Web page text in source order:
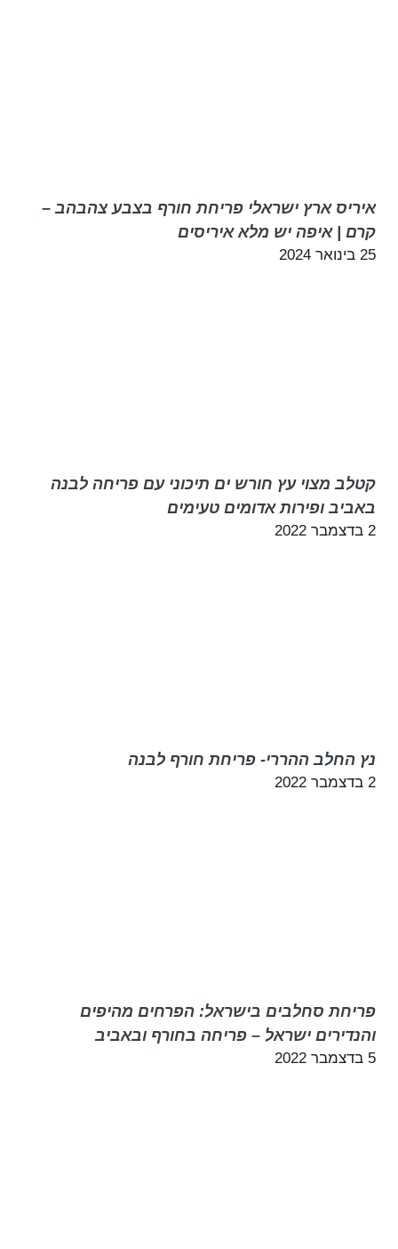
איריס ארץ ישראלי פריחת חורף בצבע צהבהב –
קרם | איפה יש מלא איריסים
25 בינואר 2024
קטלב מצוי עץ חורש ים תיכוני עם פריחה לבנה
באביב ופירות אדומים טעימים
2 בדצמבר 2022
נץ החלב ההררי- פריחת חורף לבנה
2 בדצמבר 2022
פריחת סחלבים בישראל: הפרחים מהיפים
והנדירים ישראל – פריחה בחורף ובאביב
5 בדצמבר 2022